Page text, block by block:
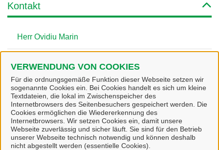
VERWENDUNG VON COOKIES
Für die ordnungsgemäße Funktion dieser Webseite setzen wir
sogenannte Cookies ein. Bei Cookies handelt es sich um kleine
Textdateien, die lokal im Zwischenspeicher des
Internetbrowsers des Seitenbesuchers gespeichert werden. Die
Cookies ermöglichen die Wiedererkennung des
Internetbrowsers. Wir setzen Cookies ein, damit unsere
Webseite zuverlässig und sicher läuft. Sie sind für den Betrieb
unserer Webseite technisch notwendig und können deshalb
nicht abgestellt werden (essentielle Cookies).
Kontakt
Herr Ovidiu Marin
Dienstleistungen
Sperrmüll-Container beantragen
Mülltonne Eigentümerwechsel beantragen
Altpapiertonne beantragen und ändern